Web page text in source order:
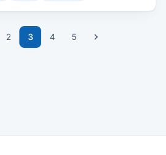
2 3 4 5